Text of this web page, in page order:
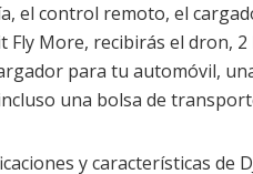
el control remoto, el
More, recibirás el dron,
para tu automóvil,
una bolsa de
y características de